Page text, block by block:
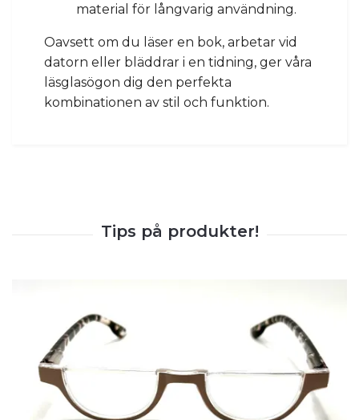
material för långvarig användning.
Oavsett om du läser en bok, arbetar vid
datorn eller bläddrar i en tidning, ger våra
läsglasögon dig den perfekta
kombinationen av stil och funktion.